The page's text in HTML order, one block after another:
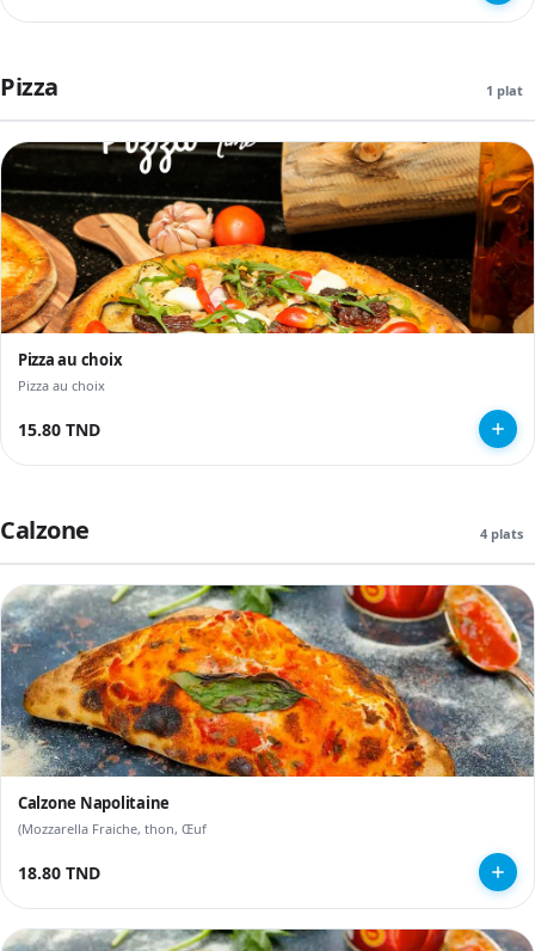
Pizza 1 plat
Pizza au choix
Pizza au choix
15.80 TND
Calzone 4 plats
Calzone Napolitaine
(Mozzarella Fraiche, thon, Œuf
18.80 TND